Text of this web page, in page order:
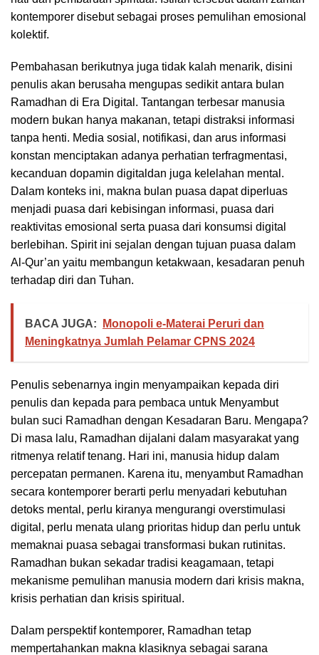
kontemporer disebut sebagai proses pemulihan emosional
kolektif.
Pembahasan berikutnya juga tidak kalah menarik, disini
penulis akan berusaha mengupas sedikit antara bulan
Ramadhan di Era Digital. Tantangan terbesar manusia
modern bukan hanya makanan, tetapi distraksi informasi
tanpa henti. Media sosial, notifikasi, dan arus informasi
konstan menciptakan adanya perhatian terfragmentasi,
kecanduan dopamin digitaldan juga kelelahan mental.
Dalam konteks ini, makna bulan puasa dapat diperluas
menjadi puasa dari kebisingan informasi, puasa dari
reaktivitas emosional serta puasa dari konsumsi digital
berlebihan. Spirit ini sejalan dengan tujuan puasa dalam
Al-Qur’an yaitu membangun ketakwaan, kesadaran penuh
terhadap diri dan Tuhan.
BACA JUGA:
Monopoli e-Materai Peruri dan
Meningkatnya Jumlah Pelamar CPNS 2024
Penulis sebenarnya ingin menyampaikan kepada diri
penulis dan kepada para pembaca untuk Menyambut
bulan suci Ramadhan dengan Kesadaran Baru. Mengapa?
Di masa lalu, Ramadhan dijalani dalam masyarakat yang
ritmenya relatif tenang. Hari ini, manusia hidup dalam
percepatan permanen. Karena itu, menyambut Ramadhan
secara kontemporer berarti perlu menyadari kebutuhan
detoks mental, perlu kiranya mengurangi overstimulasi
digital, perlu menata ulang prioritas hidup dan perlu untuk
memaknai puasa sebagai transformasi bukan rutinitas.
Ramadhan bukan sekadar tradisi keagamaan, tetapi
mekanisme pemulihan manusia modern dari krisis makna,
krisis perhatian dan krisis spiritual.
Dalam perspektif kontemporer, Ramadhan tetap
mempertahankan makna klasiknya sebagai sarana